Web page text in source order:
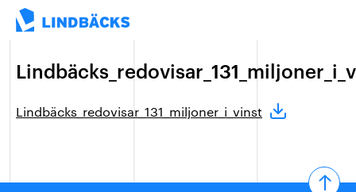
Lindbäcks_redovisar_131_miljoner_i_vinst